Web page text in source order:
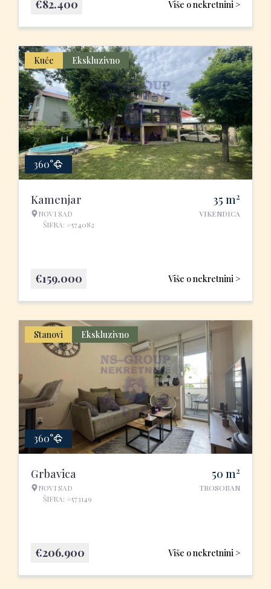
Više o nekretnini >
€82.400
Kuće Ekskluzivno
360°
Kamenjar
NOVI SAD
ŠIFRA: #574082
35 m2
VIKENDICA
Više o nekretnini >
€159.000
Stanovi Ekskluzivno
360°
Grbavica
NOVI SAD
ŠIFRA: #573149
50 m2
TROSOBAN
Više o nekretnini >
€206.900